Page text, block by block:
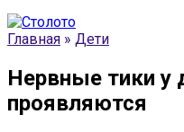
Главная » Дети
Нервные тики у
проявляются